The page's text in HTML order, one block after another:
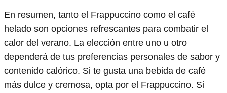
En resumen, tanto el Frappuccino como el café
helado son opciones refrescantes para combatir el
calor del verano. La elección entre uno u otro
dependerá de tus preferencias personales de sabor y
contenido calórico. Si te gusta una bebida de café
más dulce y cremosa, opta por el Frappuccino. Si